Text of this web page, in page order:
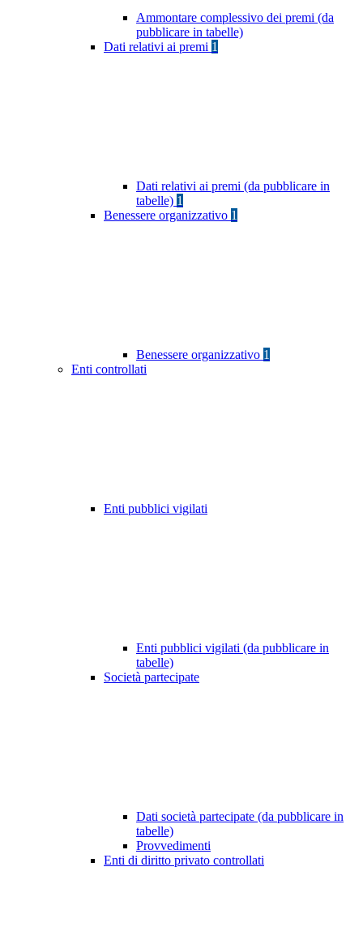
Ammontare complessivo dei premi (da
pubblicare in tabelle)
Dati relativi ai premi 1
Dati relativi ai premi (da pubblicare in
tabelle) 1
Benessere organizzativo 1
Benessere organizzativo 1
Enti controllati
Enti pubblici vigilati
Enti pubblici vigilati (da pubblicare in
tabelle)
Società partecipate
Dati società partecipate (da pubblicare in
tabelle)
Provvedimenti
Enti di diritto privato controllati